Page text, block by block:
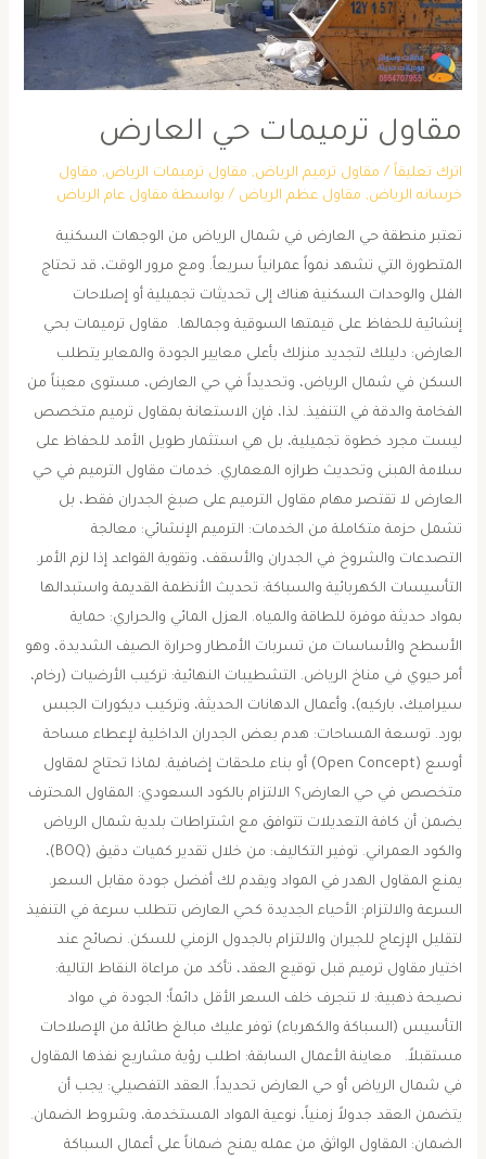
مقاول ترميمات حي العارض
اترك تعليقاً / مقاول ترميم الرياض, مقاول ترميمات الرياض, مقاول
خرسانه الرياض, مقاول عظم الرياض / بواسطة مقاول عام الرياض
تعتبر منطقة حي العارض في شمال الرياض من الوجهات السكنية
المتطورة التي تشهد نمواً عمرانياً سريعاً. ومع مرور الوقت، قد تحتاج
الفلل والوحدات السكنية هناك إلى تحديثات تجميلية أو إصلاحات
إنشائية للحفاظ على قيمتها السوقية وجمالها. ​ ​مقاول ترميمات بحي
العارض: دليلك لتجديد منزلك بأعلى معايير الجودة والمعاير ​يتطلب
السكن في شمال الرياض، وتحديداً في حي العارض، مستوى معيناً من
الفخامة والدقة في التنفيذ. لذا، فإن الاستعانة بمقاول ترميم متخصص
ليست مجرد خطوة تجميلية، بل هي استثمار طويل الأمد للحفاظ على
سلامة المبنى وتحديث طرازه المعماري. ​خدمات مقاول الترميم في حي
العارض ​لا تقتصر مهام مقاول الترميم على صبغ الجدران فقط، بل
تشمل حزمة متكاملة من الخدمات: ​الترميم الإنشائي: معالجة
التصدعات والشروخ في الجدران والأسقف، وتقوية القواعد إذا لزم الأمر. ​
التأسيسات الكهربائية والسباكة: تحديث الأنظمة القديمة واستبدالها
بمواد حديثة موفرة للطاقة والمياه. ​العزل المائي والحراري: حماية
الأسطح والأساسات من تسربات الأمطار وحرارة الصيف الشديدة، وهو
أمر حيوي في مناخ الرياض. ​التشطيبات النهائية: تركيب الأرضيات (رخام،
سيراميك، باركيه)، وأعمال الدهانات الحديثة، وتركيب ديكورات الجبس
بورد. ​توسعة المساحات: هدم بعض الجدران الداخلية لإعطاء مساحة
أوسع (Open Concept) أو بناء ملحقات إضافية. ​لماذا تحتاج لمقاول
متخصص في حي العارض؟ ​الالتزام بالكود السعودي: المقاول المحترف
يضمن أن كافة التعديلات تتوافق مع اشتراطات بلدية شمال الرياض
والكود العمراني. ​توفير التكاليف: من خلال تقدير كميات دقيق (BOQ)،
يمنع المقاول الهدر في المواد ويقدم لك أفضل جودة مقابل السعر. ​
السرعة والالتزام: الأحياء الجديدة كحي العارض تتطلب سرعة في التنفيذ
لتقليل الإزعاج للجيران والالتزام بالجدول الزمني للسكن. ​نصائح عند
اختيار مقاول ترميم ​قبل توقيع العقد، تأكد من مراعاة النقاط التالية: ​
نصيحة ذهبية: لا تنجرف خلف السعر الأقل دائماً؛ الجودة في مواد
التأسيس (السباكة والكهرباء) توفر عليك مبالغ طائلة من الإصلاحات
مستقبلاً. ​معاينة الأعمال السابقة: اطلب رؤية مشاريع نفذها المقاول
في شمال الرياض أو حي العارض تحديداً. ​العقد التفصيلي: يجب أن
يتضمن العقد جدولاً زمنياً، نوعية المواد المستخدمة، وشروط الضمان. ​
الضمان: المقاول الواثق من عمله يمنح ضماناً على أعمال السباكة